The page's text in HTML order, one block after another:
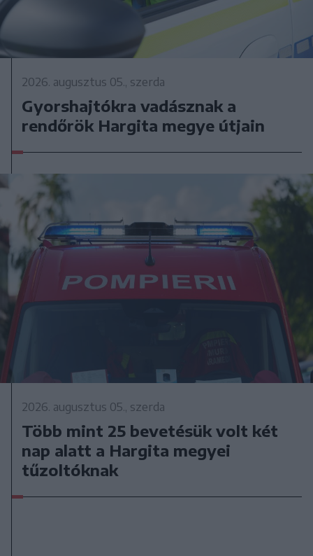
2026. augusztus 05., szerda
Gyorshajtókra vadásznak a
rendőrök Hargita megye útjain
2026. augusztus 05., szerda
Több mint 25 bevetésük volt két
nap alatt a Hargita megyei
tűzoltóknak